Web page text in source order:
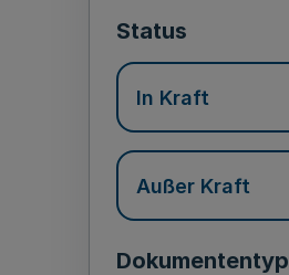
Status
In Kraft
Außer Kraft
Dokumententyp